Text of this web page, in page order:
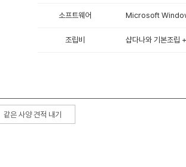
소프트웨어 Microsoft
조립비 샵다나와 기본조립
같은 사양 견적 내기